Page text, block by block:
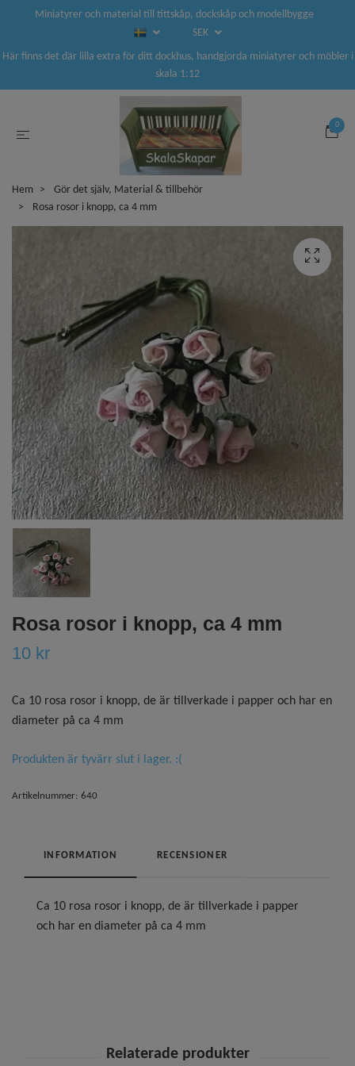
Miniatyrer och material till tittskåp, dockskåp och modellbygge
SEK
Här finns det där lilla extra för ditt dockhus, handgjorda miniatyrer och möbler i
skala 1:12
0
Hem
Gör det själv, Material & tillbehör
Rosa rosor i knopp, ca 4 mm
Rosa rosor i knopp, ca 4 mm
10 kr
Ca 10 rosa rosor i knopp, de är tillverkade i papper och har en
diameter på ca 4 mm
Produkten är tyvärr slut i lager. :(
Artikelnummer: 640
INFORMATION RECENSIONER
Ca 10 rosa rosor i knopp, de är tillverkade i papper
och har en diameter på ca 4 mm